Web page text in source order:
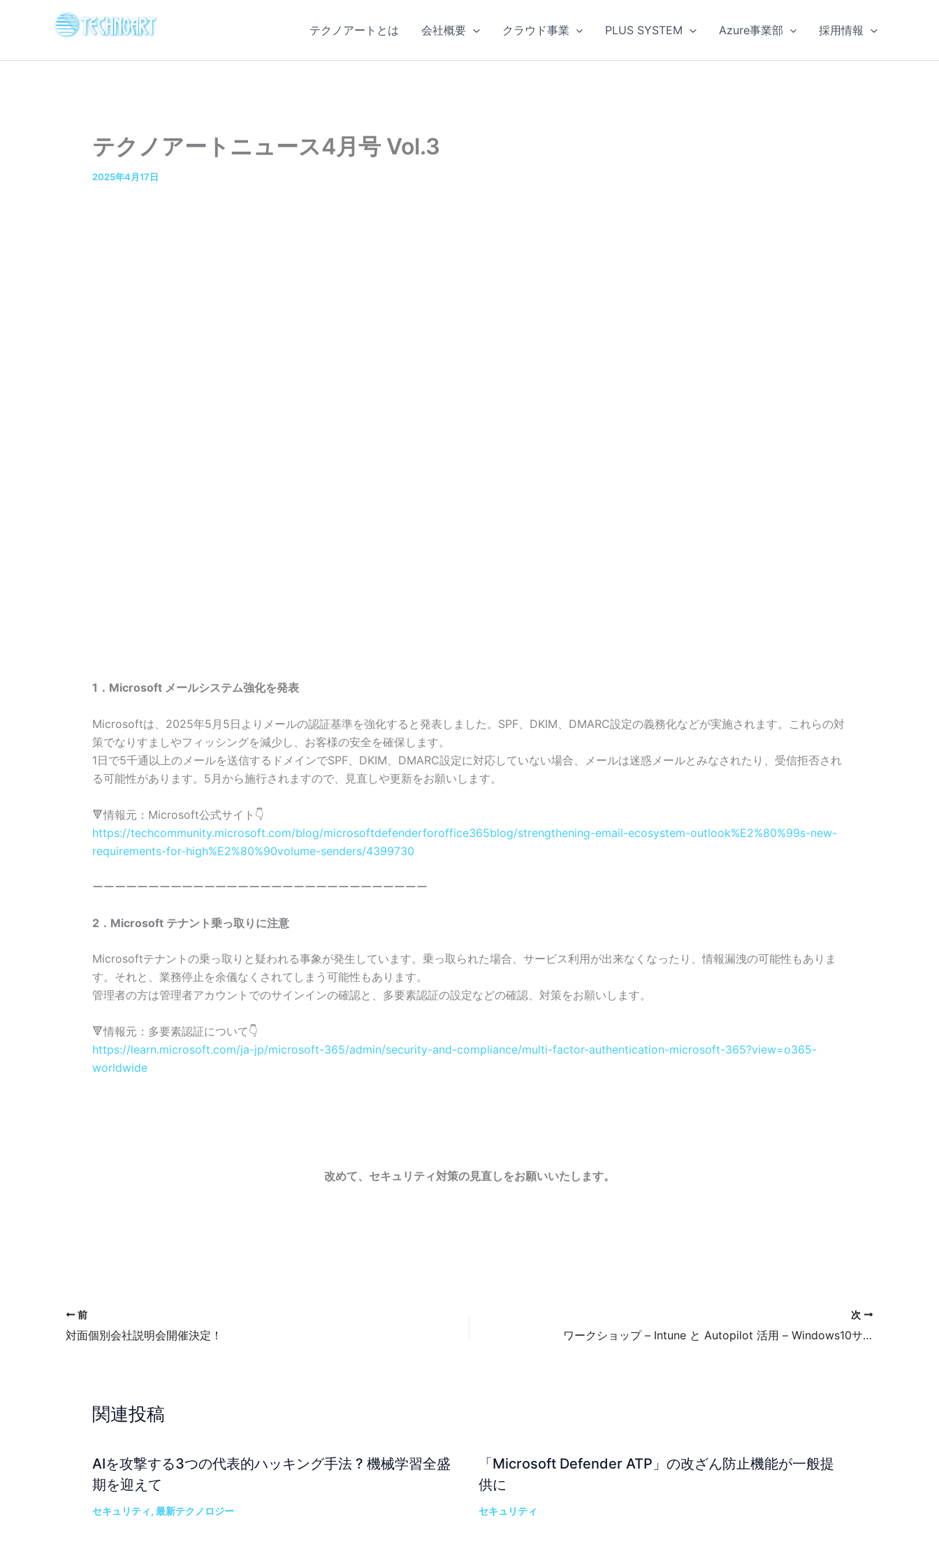
ス
テクノアートとは 会社概要 クラウド事業 PLUS SYSTEM Azure事業部 採用情報
テクノアートニュース4月号 Vol.3
2025年4月17日
1． Microsoft メールシステム強化を発表
Microsoftは、2025年5月5日よりメールの認証基準を強化すると発表しました。SPF、DKIM、DMARC設定の義務化などが実施されます。これらの対
策でなりすましやフィッシングを減少し、お客様の安全を確保します。
1日で5千通以上のメールを送信するドメインでSPF、DKIM、DMARC設定に対応していない場合、メールは迷惑メールとみなされたり、受信拒否され
る可能性があります。 5 月から施行されますので、見直しや更新をお願いします。
🔻情報元： Microsoft公式サイト👇
https://techcommunity.microsoft.com/blog/microsoftdefenderforoffice365blog/strengthening-email-ecosystem-outlook%E2%80%99s-new-
requirements-for-high%E2%80%90volume-senders/4399730
ーーーーーーーーーーーーーーーーーーーーーーーーーーーーーー
2． Microsoft テナント乗っ取りに注意
Microsoftテナントの乗っ取りと疑われる事象が発生しています。乗っ取られた場合、サービス利用が出来なくなったり、情報漏洩の可能性もありま
す。それと、業務停止を余儀なくされてしまう可能性もあります。
管理者の方は管理者アカウントでのサインインの確認と、多要素認証の設定などの確認、対策をお願いします。
🔻情報元：多要素認証について👇
https://learn.microsoft.com/ja-jp/microsoft-365/admin/security-and-compliance/multi-factor-authentication-microsoft-365?view=o365-
worldwide
改めて、セキュリティ対策の見直しをお願いいたします。
前
対面個別会社説明会開催決定！
次
ワークショップ – Intune と Autopilot 活用 – Windows10サポート終了対策
関連投稿
AIを攻撃する3つの代表的ハッキング手法 ? 機械学習全盛
期を迎えて
セキュリティ, 最新テクノロジー
「Microsoft Defender ATP」の改ざん防止機能が一般提
供に
セキュリティ